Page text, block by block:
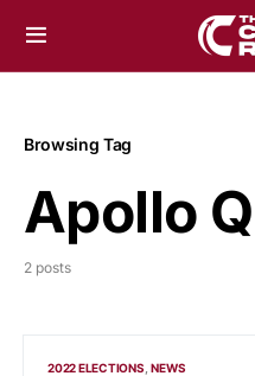
Browsing Tag
Apollo
2 posts
2022 ELECTIONS NEWS